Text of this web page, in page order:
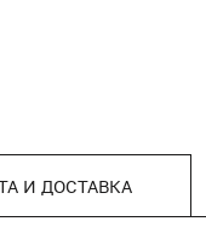
И ДОСТАВКА